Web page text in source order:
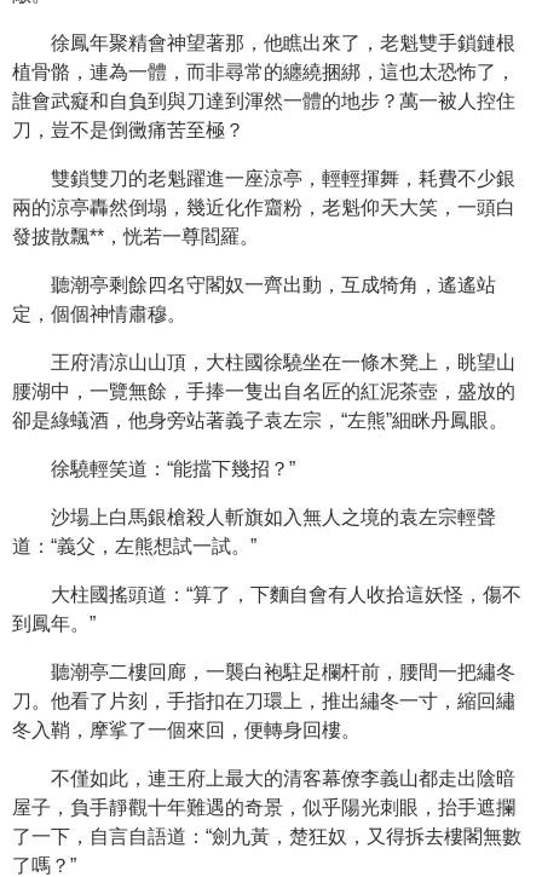
徐鳳年聚精會神望著那，他瞧出來了，老魁雙手鎖鏈根
植骨骼，連為一體，而非尋常的纏繞捆綁，這也太恐怖了，
誰會武癡和自負到與刀達到渾然一體的地步？萬一被人控住
刀，豈不是倒黴痛苦至極？
雙鎖雙刀的老魁躍進一座涼亭，輕輕揮舞，耗費不少銀
兩的涼亭轟然倒塌，幾近化作齏粉，老魁仰天大笑，一頭白
發披散飄**，恍若一尊閻羅。
聽潮亭剩餘四名守閣奴一齊出動，互成犄角，遙遙站
定，個個神情肅穆。
王府清涼山山頂，大柱國徐驍坐在一條木凳上，眺望山
腰湖中，一覽無餘，手捧一隻出自名匠的紅泥茶壺，盛放的
卻是綠蟻酒，他身旁站著義子袁左宗，“左熊”細眯丹鳳眼。
徐驍輕笑道：“能擋下幾招？”
沙場上白馬銀槍殺人斬旗如入無人之境的袁左宗輕聲
道：“義父，左熊想試一試。”
大柱國搖頭道：“算了，下麵自會有人收拾這妖怪，傷不
到鳳年。”
聽潮亭二樓回廊，一襲白袍駐足欄杆前，腰間一把繡冬
刀。他看了片刻，手指扣在刀環上，推出繡冬一寸，縮回繡
冬入鞘，摩挲了一個來回，便轉身回樓。
不僅如此，連王府上最大的清客幕僚李義山都走出陰暗
屋子，負手靜觀十年難遇的奇景，似乎陽光刺眼，抬手遮攔
了一下，自言自語道：“劍九黃，楚狂奴，又得拆去樓閣無數
了嗎？”